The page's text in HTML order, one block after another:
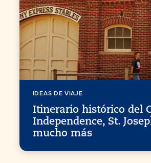
IDEAS DE VIAJE
Itinerario histórico del
Independence, St.
mucho más